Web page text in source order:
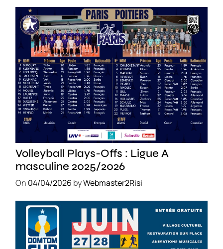
Volleyball Plays-Offs : Ligue A
masculine 2025/2026
On 04/04/2026 byWebmaster2Risi